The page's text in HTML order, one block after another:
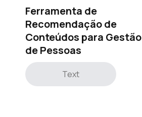
Ferramenta de
Recomendação de
Conteúdos para Gestão
de Pessoas
Text